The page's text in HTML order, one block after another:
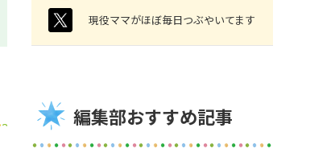
twitter 現役ママがほぼ毎日つぶやいてます
編集部おすすめ記事